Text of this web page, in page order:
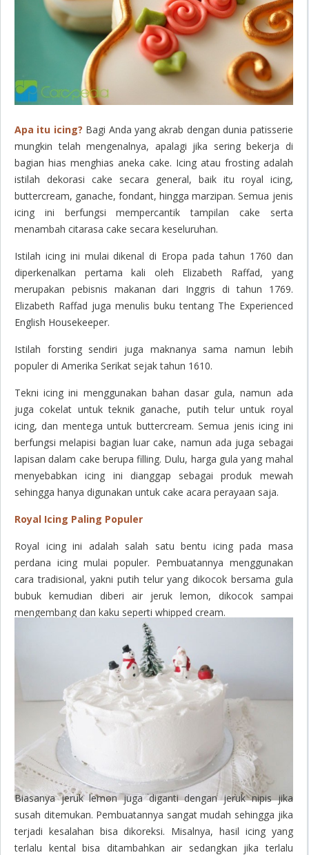
Apa itu icing? Bagi Anda yang akrab dengan dunia patisserie
mungkin telah mengenalnya, apalagi jika sering bekerja di
bagian hias menghias aneka cake. Icing atau frosting adalah
istilah dekorasi cake secara general, baik itu royal icing,
buttercream, ganache, fondant, hingga marzipan. Semua jenis
icing ini berfungsi mempercantik tampilan cake serta
menambah citarasa cake secara keseluruhan.
Istilah icingini mulai dikenal di Eropa pada tahun 1760 dan
diperkenalkan pertama kali oleh Elizabeth Raffad, yang
merupakan pebisnis makanan dari Inggris di tahun 1769.
Elizabeth Raffad juga menulis buku tentang The Experienced
English Housekeeper.
Istilah forsting sendiri juga maknanya sama namun lebih
populer di Amerika Serikat sejak tahun 1610.
Tekniicing ini menggunakan bahan dasar gula, namun ada
juga cokelat untuk teknik ganache, putih telur untuk royal
icing, dan mentega untuk buttercream. Semua jenis icing ini
berfungsi melapisi bagian luar cake, namun ada juga sebagai
lapisan dalam cake berupafilling. Dulu, harga gula yang mahal
menyebabkanicing ini dianggap sebagai produk mewah
sehingga hanya digunakan untuk cake acara perayaan saja.
Royal Icing Paling Populer
Royal icing ini adalah salah satu bentu icingpada masa
perdana icingmulai populer. Pembuatannya menggunakan
cara tradisional, yakni putih telur yang dikocok bersama gula
bubuk kemudian diberi air jeruk lemon, dikocok sampai
mengembang dan kaku seperti whipped cream.
Biasanya jeruk lemon juga diganti dengan jeruk nipis jika
susah ditemukan. Pembuatannya sangat mudah sehingga jika
terjadi kesalahan bisa dikoreksi. Misalnya, hasil icing yang
terlalu kental bisa ditambahkan air sedangkan jika terlalu